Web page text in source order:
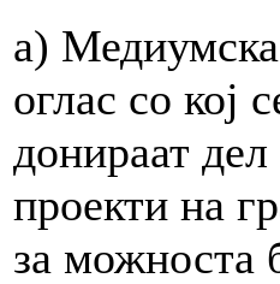
а)
оглас со кој
донираат
проекти на
за можноста